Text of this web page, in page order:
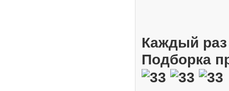
Каждый
Подборка